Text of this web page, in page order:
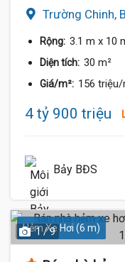
Trường Chinh,
Rộng: 3.1 m x 10
Diện tích: 30 m²
Giá/m²: 156 triệu/
4 tỷ 900 triệu
Bảy BĐS
Hẻm Xe Hơi (6 m)
1 / 9